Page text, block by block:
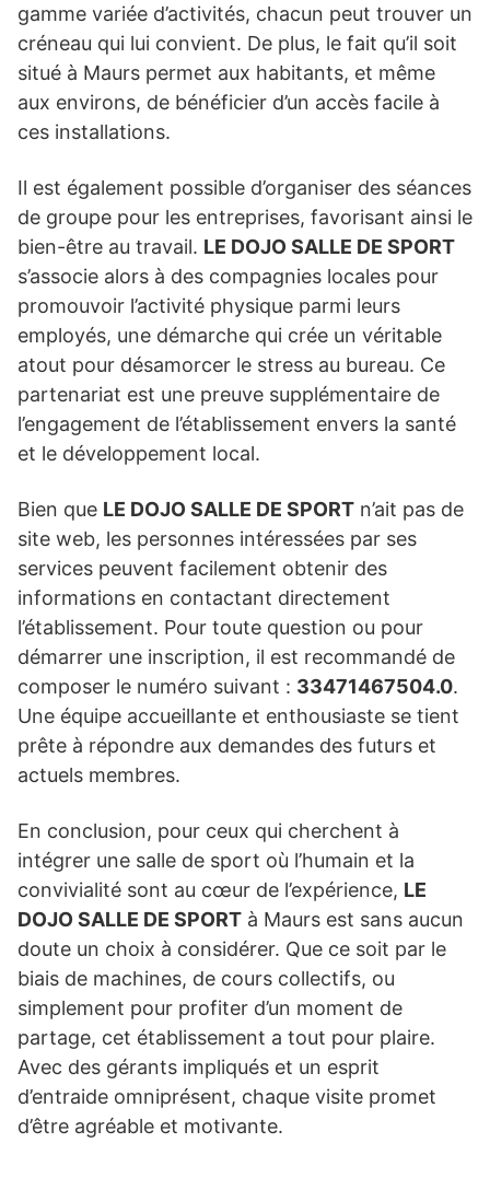
gamme variée d’activités, chacun peut trouver un
créneau qui lui convient. De plus, le fait qu’il soit
situé à Maurs permet aux habitants, et même
aux environs, de bénéficier d’un accès facile à
ces installations.
Il est également possible d’organiser des séances
de groupe pour les entreprises, favorisant ainsi le
bien-être au travail. LE DOJO SALLE DE SPORT
s’associe alors à des compagnies locales pour
promouvoir l’activité physique parmi leurs
employés, une démarche qui crée un véritable
atout pour désamorcer le stress au bureau. Ce
partenariat est une preuve supplémentaire de
l’engagement de l’établissement envers la santé
et le développement local.
Bien que LE DOJO SALLE DE SPORT n’ait pas de
site web, les personnes intéressées par ses
services peuvent facilement obtenir des
informations en contactant directement
l’établissement. Pour toute question ou pour
démarrer une inscription, il est recommandé de
composer le numéro suivant : 33471467504.0.
Une équipe accueillante et enthousiaste se tient
prête à répondre aux demandes des futurs et
actuels membres.
En conclusion, pour ceux qui cherchent à
intégrer une salle de sport où l’humain et la
convivialité sont au cœur de l’expérience, LE
DOJO SALLE DE SPORT à Maurs est sans aucun
doute un choix à considérer. Que ce soit par le
biais de machines, de cours collectifs, ou
simplement pour profiter d’un moment de
partage, cet établissement a tout pour plaire.
Avec des gérants impliqués et un esprit
d’entraide omniprésent, chaque visite promet
d’être agréable et motivante.